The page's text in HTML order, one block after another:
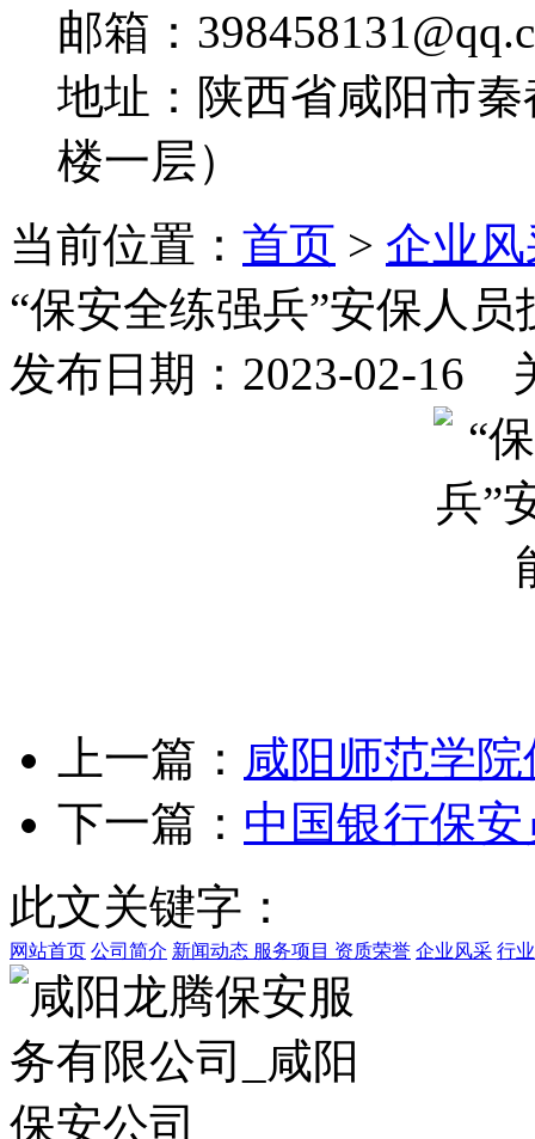
邮箱：
地址：陕西省咸阳市
楼一层）
当前位置： 首页 > 企业
“保安全练强兵”安保人员
发布日期：2023-02-16
上一篇： 咸阳师范学
下一篇： 中国银行保
此文关键字：
网站首页 公司简介 新闻动态 服务项目 资质荣誉 企业风采 行